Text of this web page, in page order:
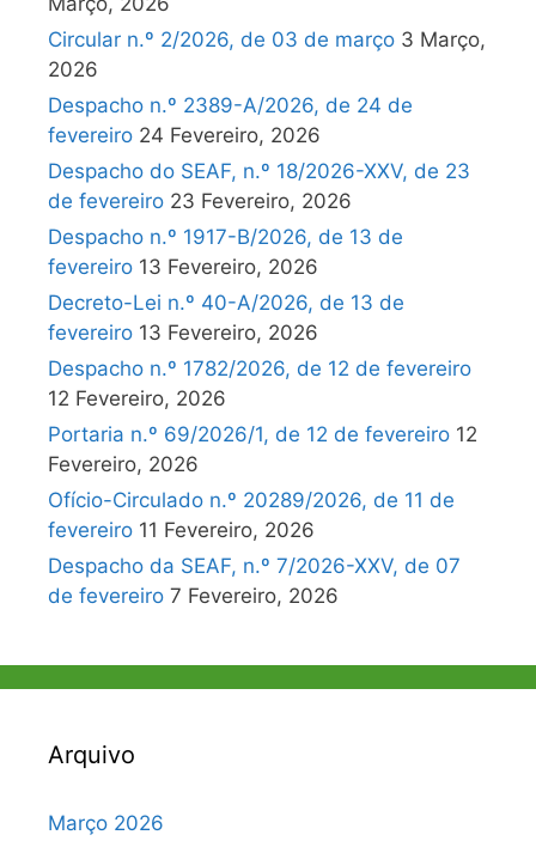
Circular n.º 2/2026, de 03 de março 3 Março,
2026
Despacho n.º 2389-A/2026, de 24 de
fevereiro 24 Fevereiro, 2026
Despacho do SEAF, n.º 18/2026-XXV, de 23
de fevereiro 23 Fevereiro, 2026
Despacho n.º 1917-B/2026, de 13 de
fevereiro 13 Fevereiro, 2026
Decreto-Lei n.º 40-A/2026, de 13 de
fevereiro 13 Fevereiro, 2026
Despacho n.º 1782/2026, de 12 de fevereiro
12 Fevereiro, 2026
Portaria n.º 69/2026/1, de 12 de fevereiro 12
Fevereiro, 2026
Ofício-Circulado n.º 20289/2026, de 11 de
fevereiro 11 Fevereiro, 2026
Despacho da SEAF, n.º 7/2026-XXV, de 07
de fevereiro 7 Fevereiro, 2026
Arquivo
Março 2026